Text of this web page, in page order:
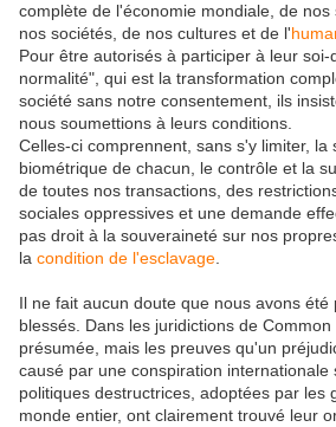
complète de l'économie mondiale, de
nos sociétés, de nos cultures et de l'
Pour être autorisés à participer à leur soi-
normalité", qui est la transformation
société sans notre consentement, ils
nous soumettions à leurs conditions.
Celles-ci comprennent, sans s'y limiter, la
biométrique de chacun, le contrôle et la
de toutes nos transactions, des
sociales oppressives et une demande
pas droit à la souveraineté sur nos
la condition de l'esclavage
Il ne fait aucun doute que nous avons
blessés. Dans les juridictions de
présumée, mais les preuves qu'un
causé par une conspiration internationale
politiques destructrices, adoptées par les
monde entier, ont clairement trouvé leur